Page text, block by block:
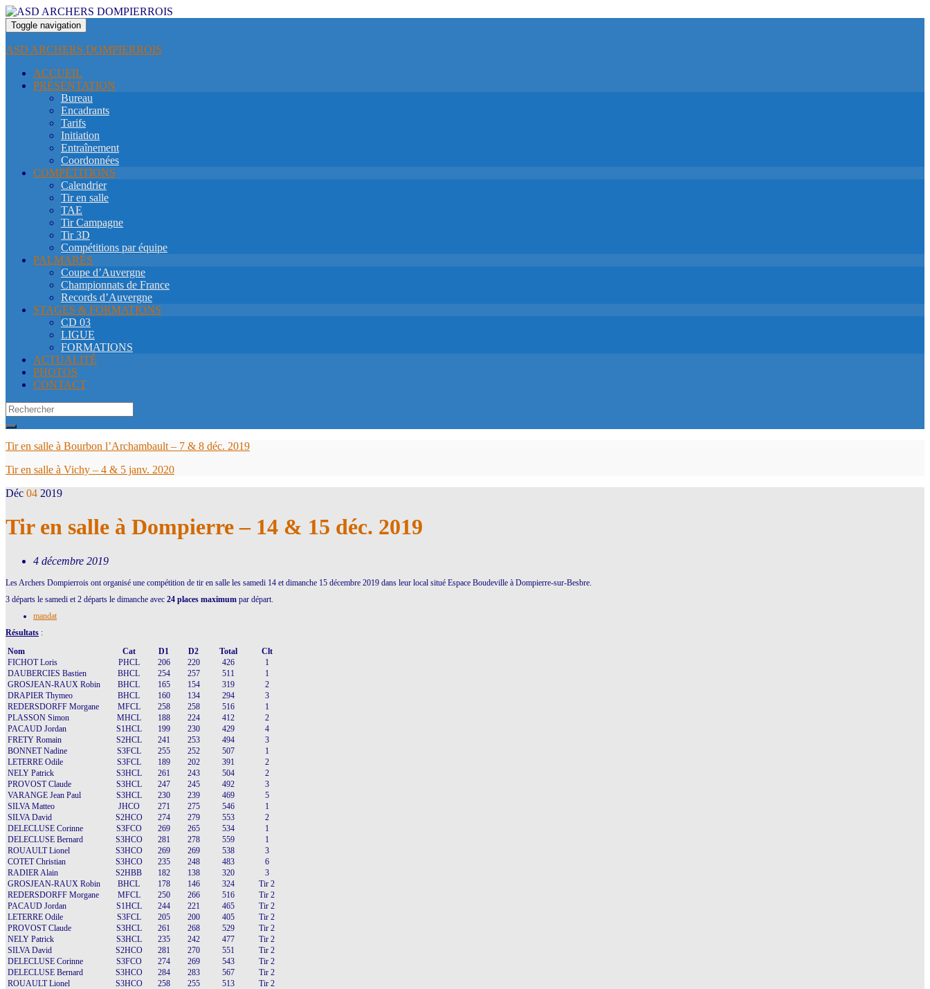
Toggle navigation
ASD ARCHERS DOMPIERROIS
ACCUEIL
PRÉSENTATION
Bureau
Encadrants
Tarifs
Initiation
Entraînement
Coordonnées
COMPÉTITIONS
Calendrier
Tir en salle
TAE
Tir Campagne
Tir 3D
Compétitions par équipe
PALMARÈS
Coupe d’Auvergne
Championnats de France
Records d’Auvergne
STAGES & FORMATIONS
CD 03
LIGUE
FORMATIONS
ACTUALITÉ
PHOTOS
CONTACT
Search
for:
Tir en salle à Bourbon l’Archambault – 7 & 8 déc. 2019
Tir en salle à Vichy – 4 & 5 janv. 2020
Déc 04 2019
Tir en salle à Dompierre – 14 & 15 déc. 2019
4 décembre 2019
Les Archers Dompierrois ont organisé une compétition de tir en salle les samedi 14 et dimanche 15 décembre 2019 dans leur local situé Espace Boudeville à Dompierre-sur-Besbre.
3 départs le samedi et 2 départs le dimanche avec 24 places maximum par départ.
mandat
Résultats :
Nom
Cat D1 D2 Total
Clt
FICHOT Loris
PHCL 206 220 426
1
DAUBERCIES Bastien
BHCL 254 257 511
1
GROSJEAN-RAUX Robin
BHCL 165 154 319
2
DRAPIER Thymeo
BHCL 160 134 294
3
REDERSDORFF Morgane
MFCL 258 258 516
1
PLASSON Simon
MHCL 188 224 412
2
PACAUD Jordan
S1HCL 199 230 429
4
FRETY Romain
S2HCL 241 253 494
3
BONNET Nadine
S3FCL 255 252 507
1
LETERRE Odile
S3FCL 189 202 391
2
NELY Patrick
S3HCL 261 243 504
2
PROVOST Claude
S3HCL 247 245 492
3
VARANGE Jean Paul
S3HCL 230 239 469
5
SILVA Matteo
JHCO 271 275 546
1
SILVA David
S2HCO 274 279 553
2
DELECLUSE Corinne
S3FCO 269 265 534
1
DELECLUSE Bernard
S3HCO 281 278 559
1
ROUAULT Lionel
S3HCO 269 269 538
3
COTET Christian
S3HCO 235 248 483
6
RADIER Alain
S2HBB 182 138 320
3
GROSJEAN-RAUX Robin
BHCL 178 146 324
Tir 2
REDERSDORFF Morgane
MFCL 250 266 516
Tir 2
PACAUD Jordan
S1HCL 244 221 465
Tir 2
LETERRE Odile
S3FCL 205 200 405
Tir 2
PROVOST Claude
S3HCL 261 268 529
Tir 2
NELY Patrick
S3HCL 235 242 477
Tir 2
SILVA David
S2HCO 281 270 551
Tir 2
DELECLUSE Corinne
S3FCO 274 269 543
Tir 2
DELECLUSE Bernard
S3HCO 284 283 567
Tir 2
ROUAULT Lionel
S3HCO 258 255 513
Tir 2